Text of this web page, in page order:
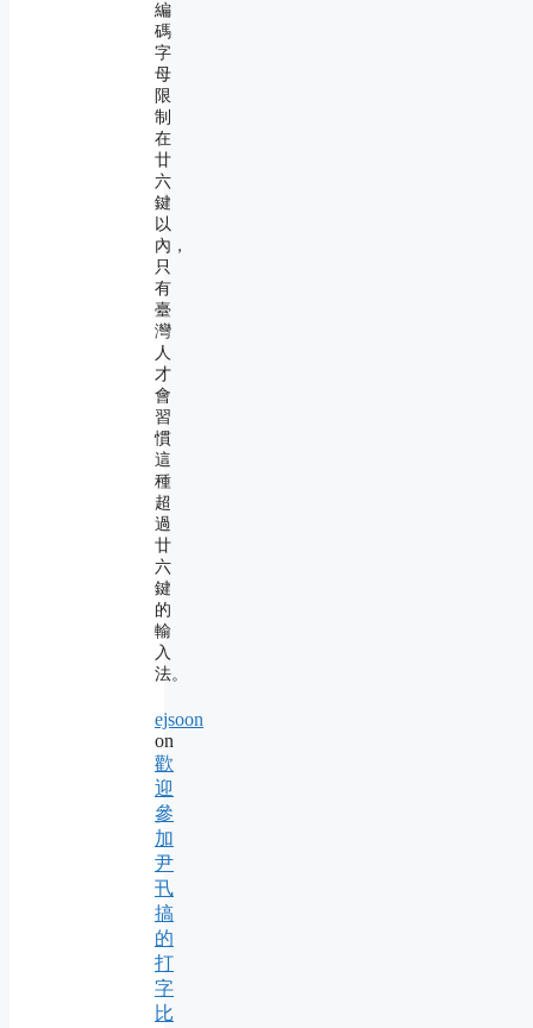
編
碼
字
母
限
制
在
廿
六
鍵
以
內，
只
有
臺
灣
人
才
會
習
慣
這
種
超
過
廿
六
鍵
的
輸
入
法。
ejsoon
on
歡
迎
參
加
尹
卂
搞
的
打
字
比